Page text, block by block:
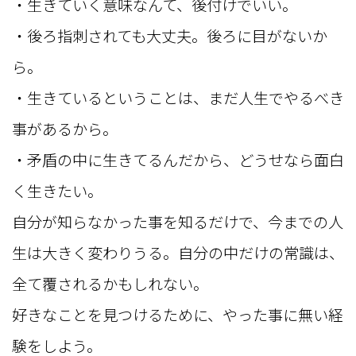
・生きていく意味なんて、後付けでいい。
・後ろ指刺されても大丈夫。後ろに目がないか
ら。
・生きているということは、まだ人生でやるべき
事があるから。
・矛盾の中に生きてるんだから、どうせなら面白
く生きたい。
自分が知らなかった事を知るだけで、今までの人
生は大きく変わりうる。自分の中だけの常識は、
全て覆されるかもしれない。
好きなことを見つけるために、やった事に無い経
験をしよう。